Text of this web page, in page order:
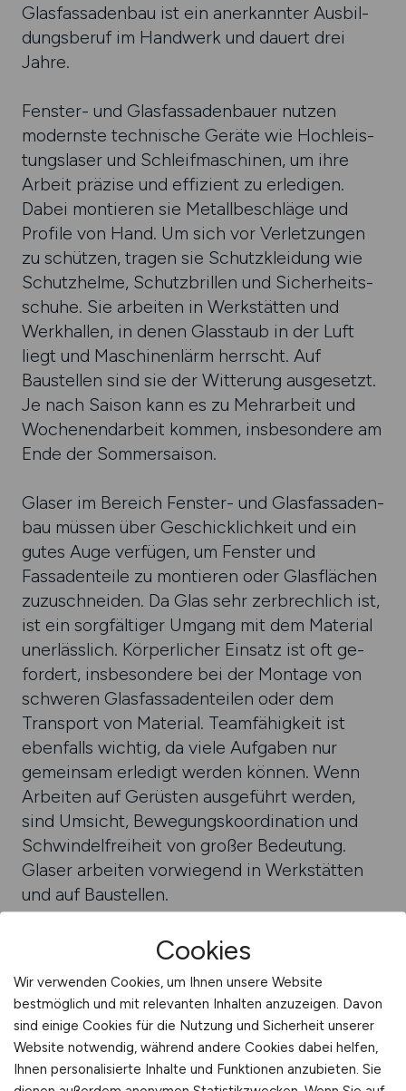
Glas­fassaden­bau ist ein anerkannter Aus­bil­
dungs­beruf im Handwerk und dauert drei
Jahre.
Fenster- und Glasfassadenbauer nutzen
modern­ste technische Geräte wie Hoch­leis­
tungs­laser und Schleif­maschinen, um ihre
Arbeit präzise und effizient zu erledigen.
Dabei montieren sie Metall­beschläge und
Profile von Hand. Um sich vor Verletzungen
zu schützen, tragen sie Schutzkleidung wie
Schutzhelme, Schutzbrillen und Sicher­heits­
schuhe. Sie arbeiten in Werk­stätten und
Werk­hallen, in denen Glasstaub in der Luft
liegt und Maschinen­lärm herrscht. Auf
Baustellen sind sie der Witterung ausgesetzt.
Je nach Saison kann es zu Mehr­arbeit und
Wochen­end­arbeit kommen, ins­beson­dere am
Ende der Sommersaison.
Glaser im Bereich Fenster- und Glas­fassaden­
bau müssen über Geschick­lich­keit und ein
gutes Auge verfügen, um Fenster und
Fassaden­teile zu montieren oder Glas­flächen
zuzu­schneiden. Da Glas sehr zerbrechlich ist,
ist ein sorgfältiger Umgang mit dem Material
uner­läss­lich. Körper­licher Einsatz ist oft ge­
for­dert, insbesondere bei der Montage von
schweren Glasfassadenteilen oder dem
Trans­port von Material. Teamfähigkeit ist
ebenfalls wichtig, da viele Aufgaben nur
gemein­sam erledigt werden können. Wenn
Arbeiten auf Gerüsten aus­geführt werden,
sind Umsicht, Bewegungskoordination und
Schwindel­frei­heit von großer Bedeutung.
Glas­er arbeiten vorwiegend in Werk­stätten
und auf Baustellen.
FACHARBEITER ALLGEMEIN HANDWERKER
Cookies
Wir verwenden Cookies, um Ihnen unsere Website
bestmöglich und mit relevanten Inhalten anzuzeigen. Davon
sind einige Cookies für die Nutzung und Sicherheit unserer
Website notwendig, während andere Cookies dabei helfen,
Ihnen personalisierte Inhalte und Funktionen anzubieten. Sie